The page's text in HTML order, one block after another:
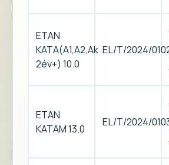
ETAN
KATA(A1,A2,Ak
2év+) 10.0
EL/T/2024/
ETAN
KATAM 13.0
EL/T/2024/